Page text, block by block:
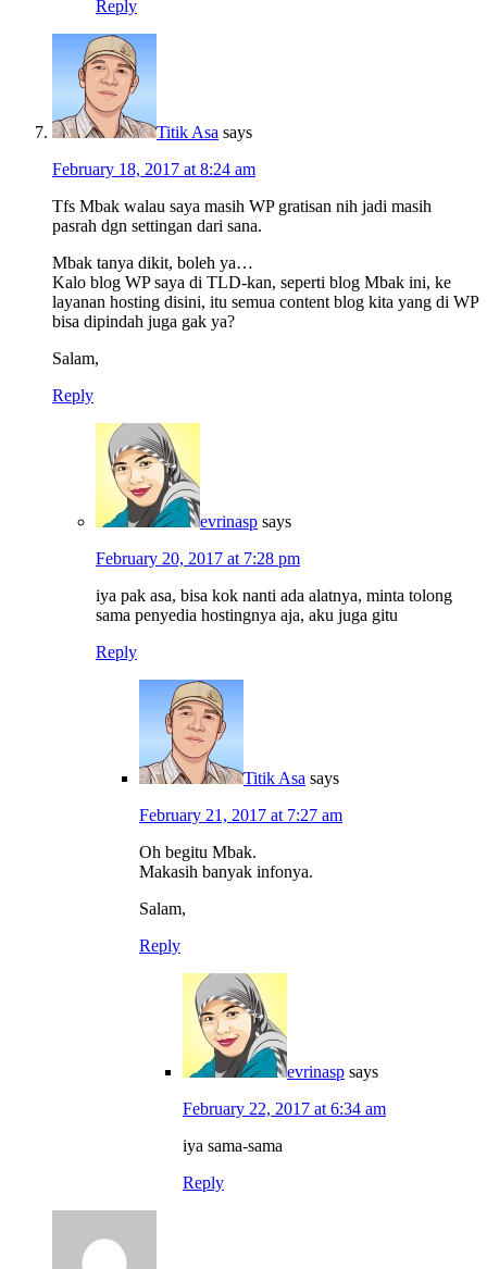
Reply
Titik Asa says
February 18, 2017 at 8:24 am
Tfs Mbak walau saya masih WP gratisan nih jadi masih
pasrah dgn settingan dari sana.
Mbak tanya dikit, boleh ya…
Kalo blog WP saya di TLD-kan, seperti blog Mbak ini, ke
layanan hosting disini, itu semua content blog kita yang di WP
bisa dipindah juga gak ya?
Salam,
Reply
evrinasp says
February 20, 2017 at 7:28 pm
iya pak asa, bisa kok nanti ada alatnya, minta tolong
sama penyedia hostingnya aja, aku juga gitu
Reply
Titik Asa says
February 21, 2017 at 7:27 am
Oh begitu Mbak.
Makasih banyak infonya.
Salam,
Reply
evrinasp says
February 22, 2017 at 6:34 am
iya sama-sama
Reply